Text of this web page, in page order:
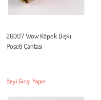
26007 Wow Köpek Dışkı
Poşeti Çantası
Bayi Girişi Yapın